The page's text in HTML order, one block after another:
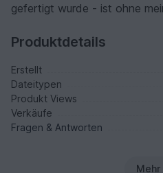
gefertigt wurde - ist ohne
Produktdetails
Erstellt
Dateitypen
Produkt Views
Verkäufe
Fragen & Antworten
Mehr